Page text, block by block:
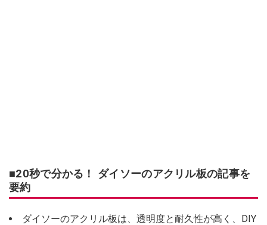
■20秒で分かる！ ダイソーのアクリル板の記事を
要約
ダイソーのアクリル板は、透明度と耐久性が高く、DIY